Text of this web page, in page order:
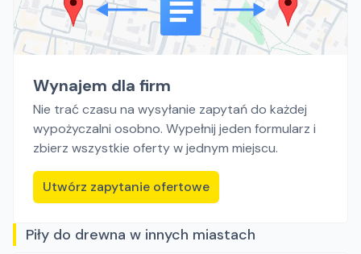
Wynajem dla firm
Nie trać czasu na wysyłanie zapytań do każdej
wypożyczalni osobno. Wypełnij jeden formularz i
zbierz wszystkie oferty w jednym miejscu.
Utwórz zapytanie ofertowe
Piły do drewna w innych miastach